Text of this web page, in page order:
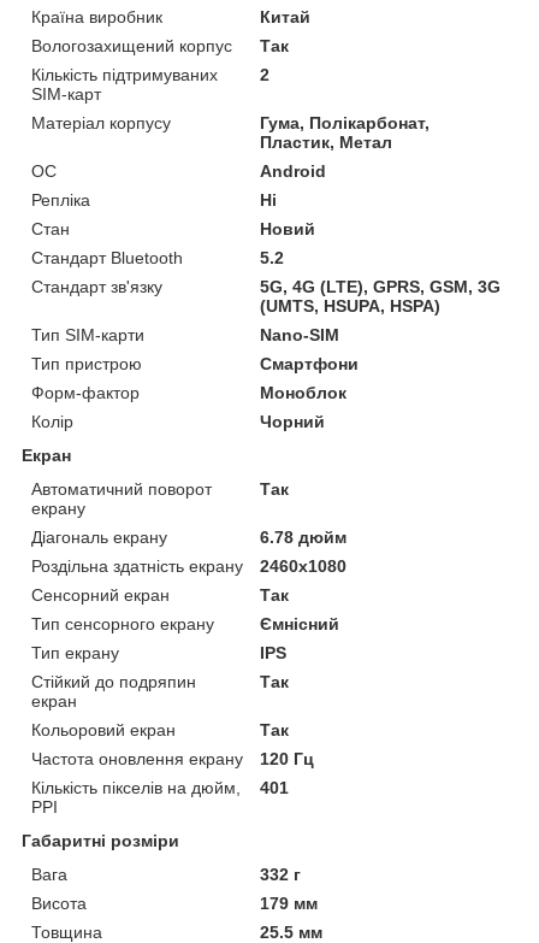
Країна виробник
Китай
Вологозахищений корпус
Так
Кількість підтримуваних
SIM-карт
2
Матеріал корпусу
Гума, Полікарбонат,
Пластик, Метал
ОС
Android
Репліка
Ні
Стан
Новий
Стандарт Bluetooth
5.2
Стандарт зв'язку
5G, 4G (LTE), GPRS, GSM, 3G
(UMTS, HSUPA, HSPA)
Тип SIM-карти
Nano-SIM
Тип пристрою
Смартфони
Форм-фактор
Моноблок
Колір
Чорний
Екран
Автоматичний поворот
екрану
Так
Діагональ екрану
6.78 дюйм
Роздільна здатність екрану
2460x1080
Сенсорний екран
Так
Тип сенсорного екрану
Ємнісний
Тип екрану
IPS
Стійкий до подряпин
екран
Так
Кольоровий екран
Так
Частота оновлення екрану
120 Гц
Кількість пікселів на дюйм,
PPI
401
Габаритні розміри
Вага
332 г
Висота
179 мм
Товщина
25.5 мм